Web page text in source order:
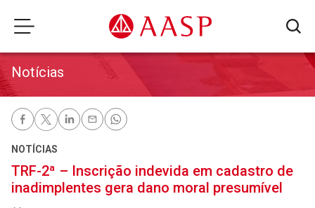
Notícias
NOTÍCIAS
TRF-2ª – Inscrição indevida em cadastro de
inadimplentes gera dano moral presumível